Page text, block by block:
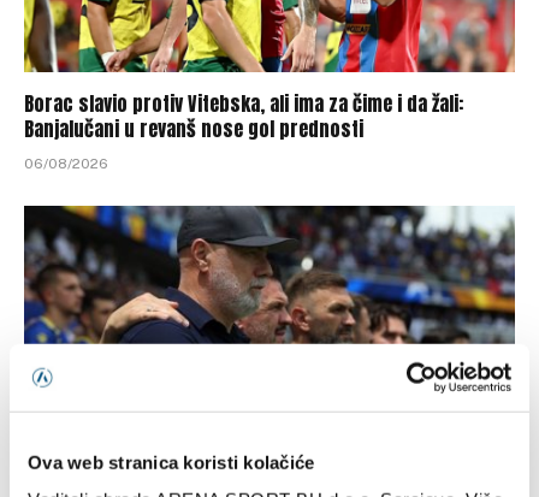
Ova web stranica koristi kolačiće
Borac slavio protiv Vitebska, ali ima za čime i da žali:
Banjalučani u revanš nose gol prednosti
06/08/2026